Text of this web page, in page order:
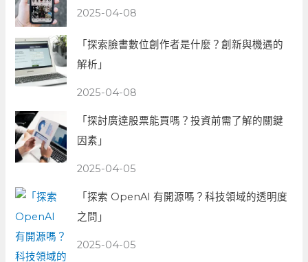
2025-04-08
「探索臉書數位創作者是什麼？創新與機遇的
解析」
2025-04-08
「探討廣達股票能買嗎？投資前需了解的關鍵
因素」
2025-04-05
「探索 OpenAI 有開源嗎？科技領域的透明度
之問」
2025-04-05